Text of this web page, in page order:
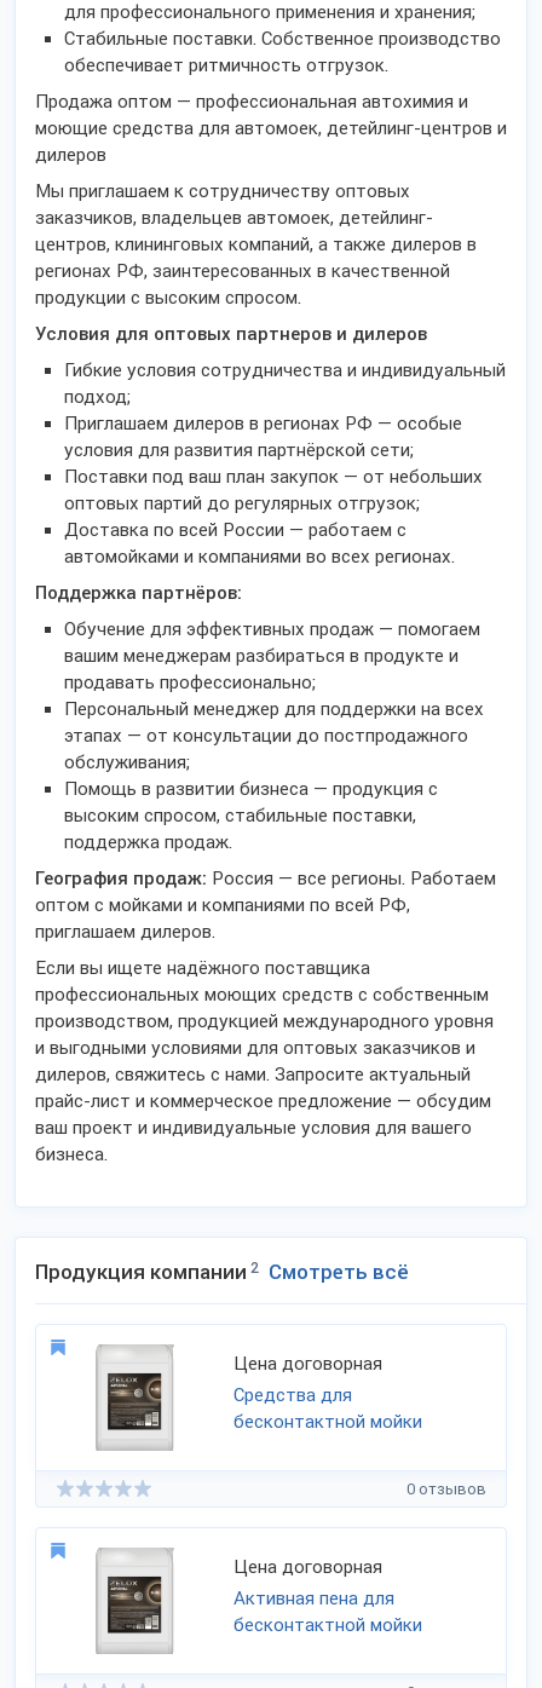
для профессионального применения и хранения;
Стабильные поставки. Собственное производство
обеспечивает ритмичность отгрузок.
Продажа оптом — профессиональная автохимия и
моющие средства для автомоек, детейлинг-центров и
дилеров
Мы приглашаем к сотрудничеству оптовых
заказчиков, владельцев автомоек, детейлинг-
центров, клининговых компаний, а также дилеров в
регионах РФ, заинтересованных в качественной
продукции с высоким спросом.
Условия для оптовых партнеров и дилеров
Гибкие условия сотрудничества и индивидуальный
подход;
Приглашаем дилеров в регионах РФ — особые
условия для развития партнёрской сети;
Поставки под ваш план закупок — от небольших
оптовых партий до регулярных отгрузок;
Доставка по всей России — работаем с
автомойками и компаниями во всех регионах.
Поддержка партнёров:
Обучение для эффективных продаж — помогаем
вашим менеджерам разбираться в продукте и
продавать профессионально;
Персональный менеджер для поддержки на всех
этапах — от консультации до постпродажного
обслуживания;
Помощь в развитии бизнеса — продукция с
высоким спросом, стабильные поставки,
поддержка продаж.
География продаж: Россия — все регионы. Работаем
оптом с мойками и компаниями по всей РФ,
приглашаем дилеров.
Если вы ищете надёжного поставщика
профессиональных моющих средств с собственным
производством, продукцией международного уровня
и выгодными условиями для оптовых заказчиков и
дилеров, свяжитесь с нами. Запросите актуальный
прайс-лист и коммерческое предложение — обсудим
ваш проект и индивидуальные условия для вашего
бизнеса.
Продукция компании 2 Смотреть всё
Цена договорная
Средства для
бесконтактной мойки
0 отзывов
Цена договорная
Активная пена для
бесконтактной мойки